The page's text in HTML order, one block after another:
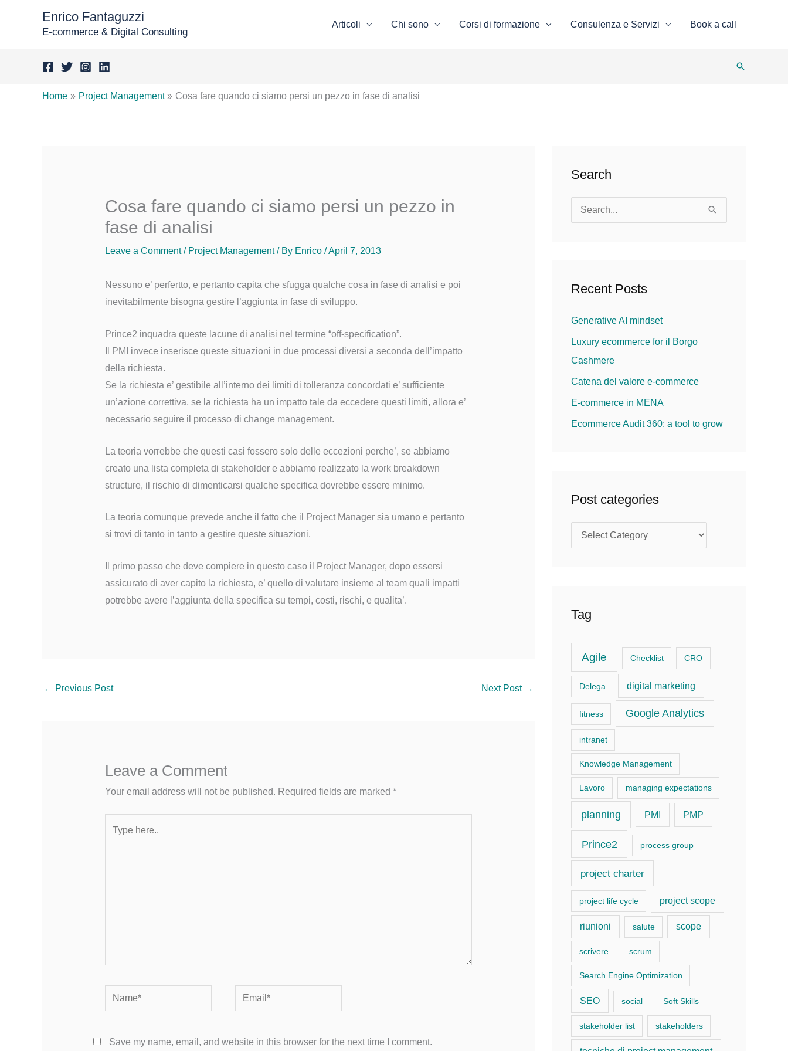
Enrico Fantaguzzi
E-commerce & Digital Consulting
Articoli Chi sono Corsi di formazione Consulenza e Servizi Book a call
Search
Home Project Management Cosa fare quando ci siamo persi un pezzo in fase di analisi
Cosa fare quando ci siamo persi un pezzo in
fase di analisi
Leave a Comment / Project Management/ By Enrico / April 7, 2013
Nessuno e’ perfertto, e pertanto capita che sfugga qualche cosa in fase di analisi e poi
inevitabilmente bisogna gestire l’aggiunta in fase di sviluppo.
Prince2 inquadra queste lacune di analisi nel termine “off-specification”.
Il PMI invece inserisce queste situazioni in due processi diversi a seconda dell’impatto
della richiesta.
Se la richiesta e’ gestibile all’interno dei limiti di tolleranza concordati e’ sufficiente
un’azione correttiva, se la richiesta ha un impatto tale da eccedere questi limiti, allora e’
necessario seguire il processo di change management.
La teoria vorrebbe che questi casi fossero solo delle eccezioni perche’, se abbiamo
creato una lista completa di stakeholder e abbiamo realizzato la work breakdown
structure, il rischio di dimenticarsi qualche specifica dovrebbe essere minimo.
La teoria comunque prevede anche il fatto che il Project Manager sia umano e pertanto
si trovi di tanto in tanto a gestire queste situazioni.
Il primo passo che deve compiere in questo caso il Project Manager, dopo essersi
assicurato di aver capito la richiesta, e’ quello di valutare insieme al team quali impatti
potrebbe avere l’aggiunta della specifica su tempi, costi, rischi, e qualita’.
← Previous Post Next Post →
Leave a Comment
Your email address will not be published. Required fields are marked *
Name* Email*
Save my name, email, and website in this browser for the next time I comment.
Search
e
f
o
r
Recent Posts
Generative AI mindset
Luxury ecommerce for il Borgo
Cashmere
Catena del valore e-commerce
E-commerce in MENA
Ecommerce Audit 360: a tool to grow
Post categories
o
t
o
e
s
Tag
Agile Checklist CRO
Delega digital marketing
fitness Google Analytics
intranet
Knowledge Management
Lavoro managing expectations
planning PMI PMP
Prince2 process group
project charter
project life cycle project scope
riunioni salute scope
scrivere scrum
Search Engine Optimization
SEO social Soft Skills
stakeholder list stakeholders